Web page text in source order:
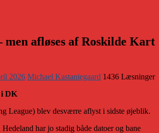
afløses af Roskilde Kart
2026 Michael Kastaniegaard 1436 Læsninger
i DK
League) blev desværre aflyst i sidste øjeblik.
har jo stadig både datoer og bane